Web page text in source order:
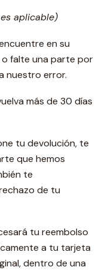
aplicable)
en su
falte una parte por
nuestro error.
más de 30 días
tu devolución, te
que hemos
te
de tu
tu reembolso
a tu tarjeta
dentro de una